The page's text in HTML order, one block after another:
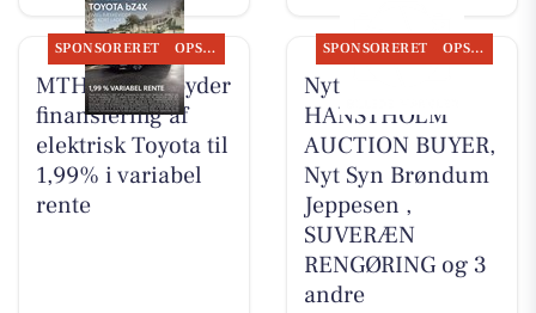
SPONSORERET OPSLAGSTAVLEN
MTH Biler tilbyder
finansiering af
elektrisk Toyota til
1,99% i variabel
rente
SPONSORERET OPSLAGSTAVLEN
Nyt fra
HANSTHOLM
AUCTION BUYER,
Nyt Syn Brøndum
Jeppesen ,
SUVERÆN
RENGØRING og 3
andre